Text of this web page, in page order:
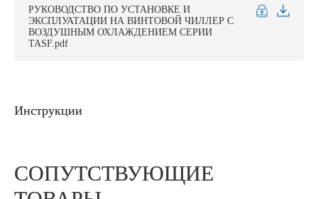
РУКОВОДСТВО ПО УСТАНОВКЕ И
ЭКСПЛУАТАЦИИ НА ВИНТОВОЙ ЧИЛЛЕР С
ВОЗДУШНЫМ ОХЛАЖДЕНИЕМ СЕРИИ
TASF.pdf
Инструкции
СОПУТСТВУЮЩИЕ